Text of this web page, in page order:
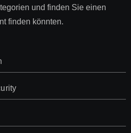
und finden Sie einen
finden könnten.